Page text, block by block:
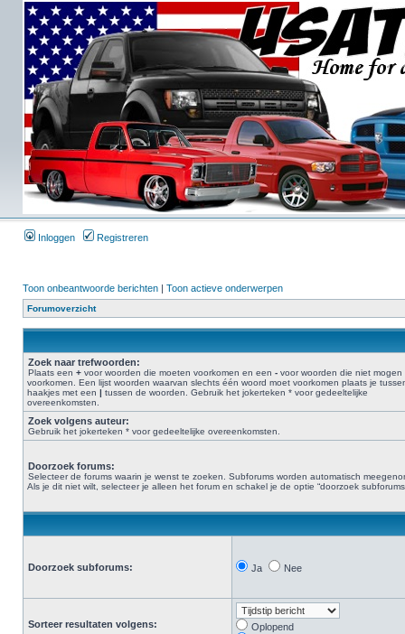
Inloggen Registreren
Toon onbeantwoorde berichten | Toon actieve onderwerpen
Forumoverzicht
Zoek naar trefwoorden:
Plaats een + voor woorden die moeten voorkomen en een - voor woorden die niet mogen
voorkomen. Een lijst woorden waarvan slechts één woord moet voorkomen plaats je
haakjes met een | tussen de woorden. Gebruik het jokerteken * voor gedeeltelijke
overeenkomsten.
Zoek volgens auteur:
Gebruik het jokerteken * voor gedeeltelijke overeenkomsten.
Doorzoek forums:
Selecteer de forums waarin je wenst te zoeken. Subforums worden automatisch
Als je dit niet wilt, selecteer je alleen het forum en schakel je de optie “doorzoek
Doorzoek subforums: Ja Nee
Sorteer resultaten volgens:
Oplopend